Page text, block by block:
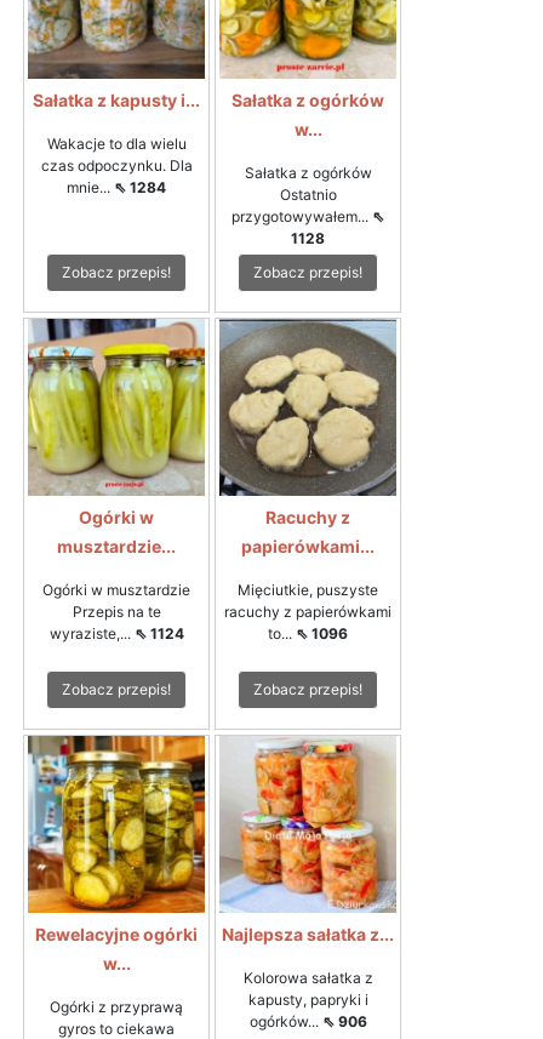
Sałatka z kapusty i...
Wakacje to dla wielu
czas odpoczynku. Dla
mnie... ⇖ 1284
Zobacz przepis!
Sałatka z ogórków
w...
Sałatka z ogórków
Ostatnio
przygotowywałem... ⇖
1128
Zobacz przepis!
Ogórki w
musztardzie...
Ogórki w musztardzie
Przepis na te
wyraziste,... ⇖ 1124
Zobacz przepis!
Racuchy z
papierówkami...
Mięciutkie, puszyste
racuchy z papierówkami
to... ⇖ 1096
Zobacz przepis!
Rewelacyjne ogórki
w...
Ogórki z przyprawą
gyros to ciekawa
Najlepsza sałatka z...
Kolorowa sałatka z
kapusty, papryki i
ogórków... ⇖ 906